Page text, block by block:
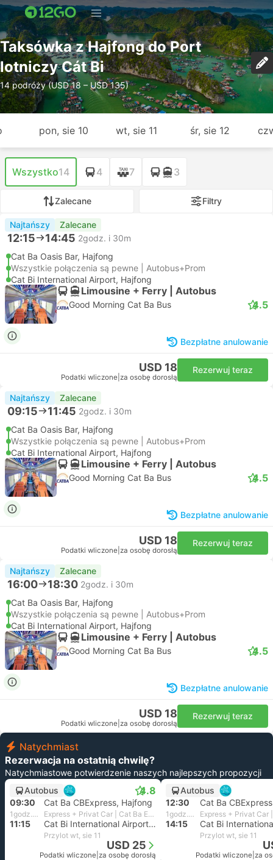
Taksówka z Hajfong do Port
lotniczy Cát Bi
14 podróży (USD 18 – USD 135)
pon, sie 10 wt, sie 11 śr, sie 12
Wszystko14 4 7 3
Zalecane Filtry
Najtańszy Zalecane
12:15 14:45 2godz. i 30m
Cat Ba Oasis Bar, Hajfong
Wszystkie połączenia są pewne | Autobus+Prom
Cat Bi International Airport, Hajfong
Limousine + Ferry | Autobus
Good Morning Cat Ba Bus 4.5
Bezpłatne anulowanie
USD 18
Podatki wliczone za osobę dorosłą
Rezerwuj teraz
Najtańszy Zalecane
09:15 11:45 2godz. i 30m
Cat Ba Oasis Bar, Hajfong
Wszystkie połączenia są pewne | Autobus+Prom
Cat Bi International Airport, Hajfong
Limousine + Ferry | Autobus
Good Morning Cat Ba Bus 4.5
Bezpłatne anulowanie
USD 18
Podatki wliczone za osobę dorosłą
Rezerwuj teraz
Najtańszy Zalecane
16:00 18:30 2godz. i 30m
Cat Ba Oasis Bar, Hajfong
Wszystkie połączenia są pewne | Autobus+Prom
Cat Bi International Airport, Hajfong
Limousine + Ferry | Autobus
Good Morning Cat Ba Bus 4.5
Bezpłatne anulowanie
USD 18
Podatki wliczone za osobę dorosłą
Rezerwuj teraz
Natychmiast
Rezerwacja na ostatnią chwilę?
Natychmiastowe potwierdzenie naszych najlepszych propozycji
Autobus
4.8
09:30 Cat Ba CBExpress, Hajfong
1godz. i 45m Express + Privat Car | Cat Ba Express
11:15 Cat Bi International Airport, Hajfong
Przylot wt, sie 11
USD 25
Podatki wliczone za osobę dorosłą
Autobus
12:30
Cat Ba
1godz. i 45m
14:15
Przylot wt, sie 11
Podatki wliczone za